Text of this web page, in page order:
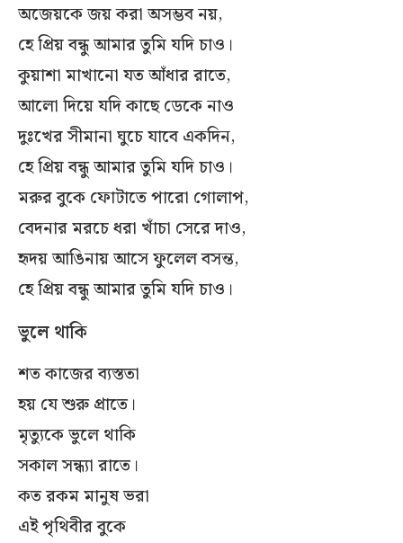
অজেয়কে জয় করা অসম্ভব নয়,
হে প্রিয় বন্ধু আমার তুমি যদি চাও।
কুয়াশা মাখানো যত আঁধার রাতে,
আলো দিয়ে যদি কাছে ডেকে নাও
দুঃখের সীমানা ঘুচে যাবে একদিন,
হে প্রিয় বন্ধু আমার তুমি যদি চাও।
মরুর বুকে ফোটাতে পারো গোলাপ,
বেদনার মরচে ধরা খাঁচা সেরে দাও,
হৃদয় আঙিনায় আসে ফুলেল বসন্ত,
হে প্রিয় বন্ধু আমার তুমি যদি চাও।
ভুলে থাকি
শত কাজের ব্যস্ততা
হয় যে শুরু প্রাতে।
মৃত্যুকে ভুলে থাকি
সকাল সন্ধ্যা রাতে।
কত রকম মানুষ ভরা
এই পৃথিবীর বুকে